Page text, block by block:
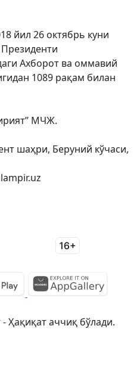
йил 26 октябрь куни
Ахборот ва оммавий
1089 рақам билан
МЧЖ.
шаҳри, Беруний кўчаси,
Ҳақиқат аччиқ бўлади.